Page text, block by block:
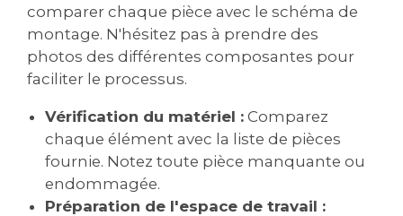
comparer chaque pièce avec le schéma de
montage. N'hésitez pas à prendre des
photos des différentes composantes pour
faciliter le processus.
Vérification du matériel : Comparez
chaque élément avec la liste de pièces
fournie. Notez toute pièce manquante ou
endommagée.
Préparation de l'espace de travail :